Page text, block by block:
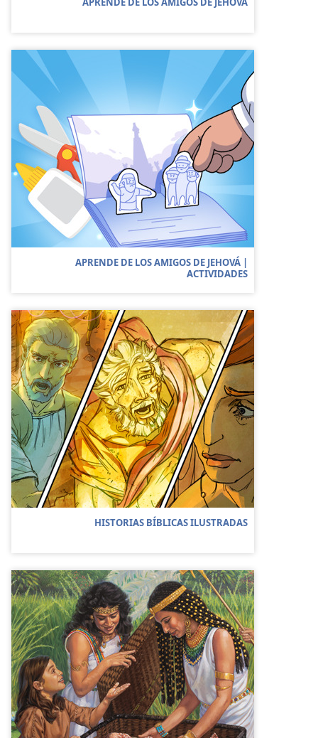
APRENDE DE LOS AMIGOS DE JEHOVÁ |
ACTIVIDADES
HISTORIAS BÍBLICAS ILUSTRADAS